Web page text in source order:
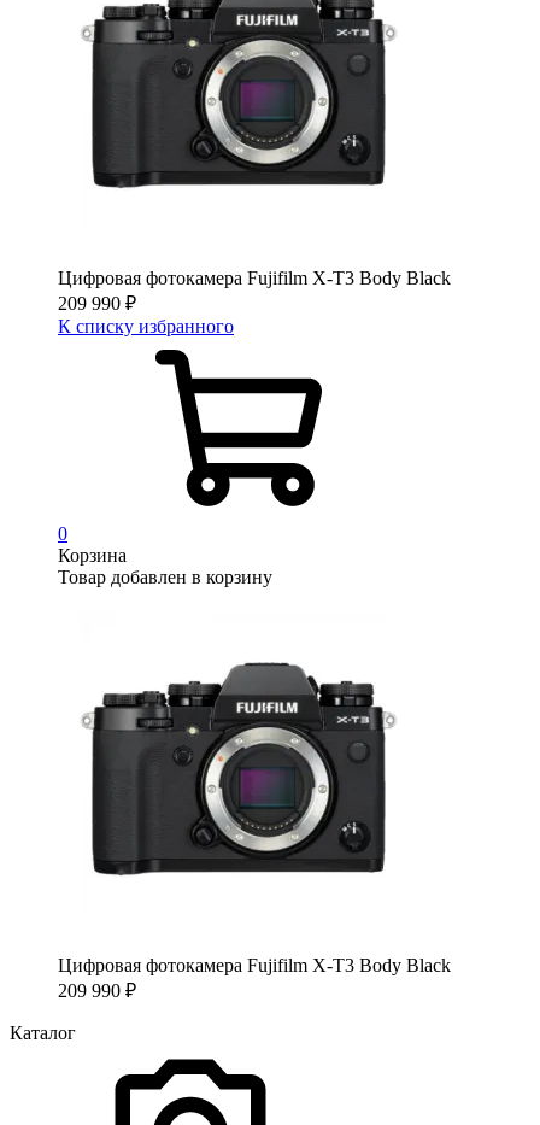
Цифровая фотокамера Fujifilm X-T3 Body Black
209 990 ₽
К списку избранного
0
Корзина
Товар добавлен в корзину
Цифровая фотокамера Fujifilm X-T3 Body Black
209 990 ₽
Каталог